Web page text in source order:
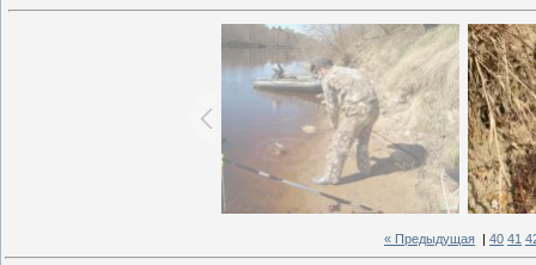
« Предыдущая 40 41